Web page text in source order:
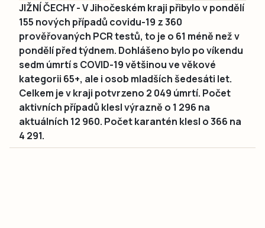
JIŽNÍ ČECHY - V Jihočeském kraji přibylo v pondělí
155 nových případů covidu-19 z 360
prověřovaných PCR testů, to je o 61 méně než v
pondělí před týdnem. Dohlášeno bylo po víkendu
sedm úmrtí s COVID-19 většinou ve věkové
kategorii 65+, ale i osob mladších šedesáti let.
Celkem je v kraji potvrzeno 2 049 úmrtí. Počet
aktivních případů klesl výrazně o 1 296 na
aktuálních 12 960. Počet karantén klesl o 366 na
4 291.